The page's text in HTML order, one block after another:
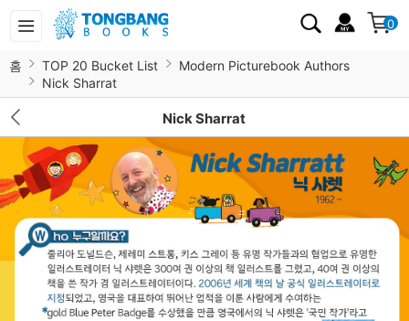
0
홈 TOP 20 Bucket List
Modern Picturebook Authors
Nick Sharrat
Nick Sharrat